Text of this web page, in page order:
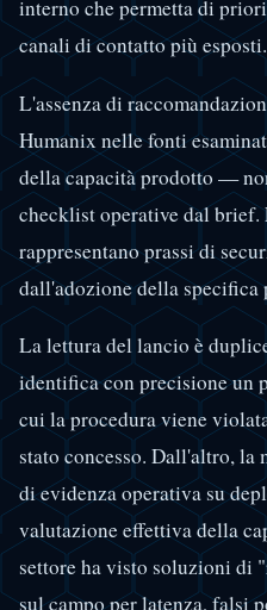
interno che permetta di
canali di contatto più esposti.
L'assenza di
Humanix nelle fonti
della capacità prodotto —
checklist operative dal
rappresentano prassi di
dall'adozione della specifica
La lettura del lancio è
identifica con precisione un
cui la procedura viene
stato concesso. Dall'altro, la
di evidenza operativa su
valutazione effettiva della
settore ha visto soluzioni di
sul campo per latenza, falsi